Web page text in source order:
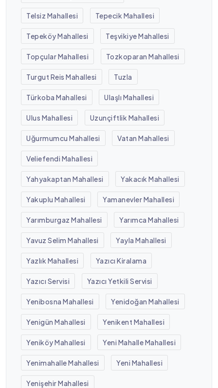
Telsiz Mahallesi Tepecik Mahallesi
Tepeköy Mahallesi Teşvikiye Mahallesi
Topçular Mahallesi Tozkoparan Mahallesi
Turgut Reis Mahallesi Tuzla
Türkoba Mahallesi Ulaşlı Mahallesi
Ulus Mahallesi Uzunçiftlik Mahallesi
Uğurmumcu Mahallesi Vatan Mahallesi
Veliefendi Mahallesi
Yahyakaptan Mahallesi Yakacık Mahallesi
Yakuplu Mahallesi Yamanevler Mahallesi
Yarımburgaz Mahallesi Yarımca Mahallesi
Yavuz Selim Mahallesi Yayla Mahallesi
Yazlık Mahallesi Yazıcı Kiralama
Yazıcı Servisi Yazıcı Yetkili Servisi
Yenibosna Mahallesi Yenidoğan Mahallesi
Yenigün Mahallesi Yenikent Mahallesi
Yeniköy Mahallesi Yeni Mahalle Mahallesi
Yenimahalle Mahallesi Yeni Mahallesi
Yenişehir Mahallesi